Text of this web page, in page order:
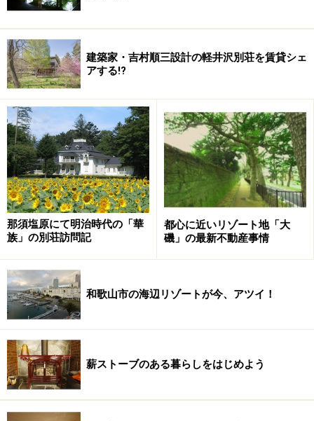
建築家・吉村順三設計の軽井沢別荘を賃貸シェ
アする!?
那須塩原にて明治時代の「華
族」の別荘訪問記
都心に近いリゾート地「大
磯」の最新不動産事情
和歌山市の海辺リゾートが今、アツイ！
薪ストーブのある暮らしをはじめよう